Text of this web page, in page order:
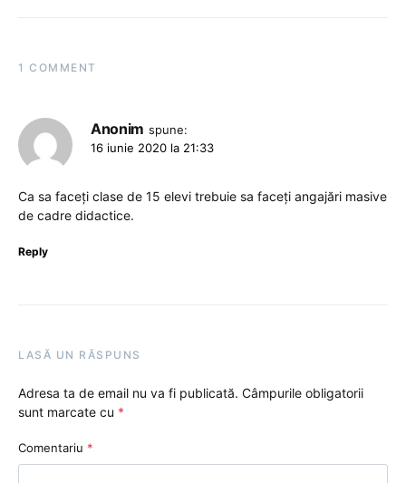
1 COMMENT
Anonim spune:
16 iunie 2020 la 21:33
Ca sa faceți clase de 15 elevi trebuie sa faceți angajări masive
de cadre didactice.
Reply
LASĂ UN RĂSPUNS
Adresa ta de email nu va fi publicată. Câmpurile obligatorii
sunt marcate cu *
Comentariu *